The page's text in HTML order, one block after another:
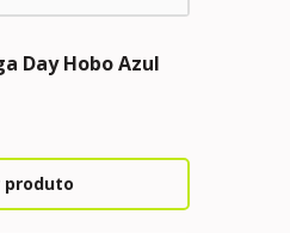
Day Hobo Azul
produto